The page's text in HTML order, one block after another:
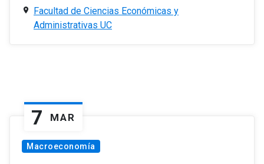
Facultad de Ciencias Económicas y
Administrativas UC
7 MAR
Macroeconomía